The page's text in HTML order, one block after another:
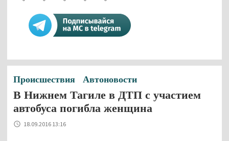
Происшествия Автоновости
В Нижнем Тагиле в ДТП с участием
автобуса погибла женщина
18.09.2016 13:16